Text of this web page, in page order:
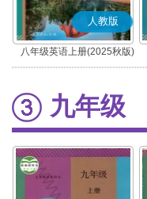
人教版
八年级英语上册(2025秋版)
九年级